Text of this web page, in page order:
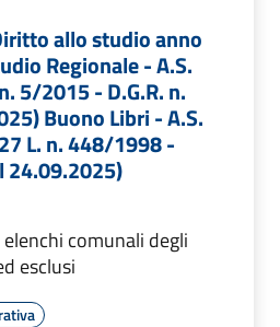
allo studio anno
Regionale - A.S.
5/2015 - D.G.R. n.
Buono Libri - A.S.
L. n. 448/1998 -
24.09.2025)
comunali degli
esclusi